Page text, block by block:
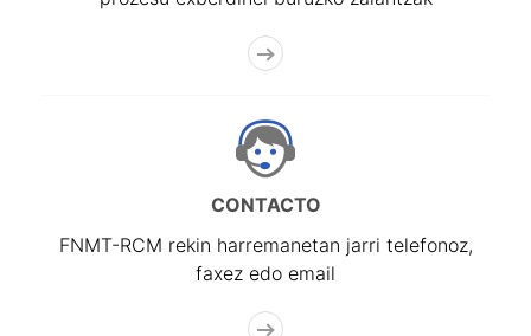
CONTACTO
FNMT-RCM rekin harremanetan jarri telefonoz,
faxez edo email